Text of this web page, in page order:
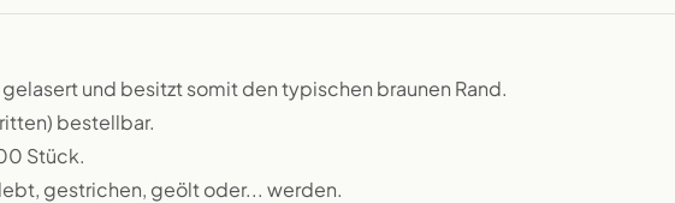
und besitzt somit den typischen braunen Rand.
bestellbar.
Stück.
gestrichen, geölt oder... werden.